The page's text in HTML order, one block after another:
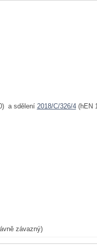
a sdělení 2018/C/326/4(hEN
závazný)